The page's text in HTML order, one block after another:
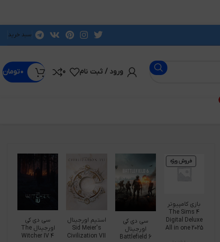
سبد خرید
ورود / ثبت نام 0 ۰تومان
فروش ویژه
بازی کامپیوتر
The Sims 4
Digital Deluxe
All in one 2025
سی دی کی
اورجینال
Battlefield 6
استیم اورجینال
Sid Meier's
Civilization VII
سی دی کی
اورجینال The
Witcher IV 4